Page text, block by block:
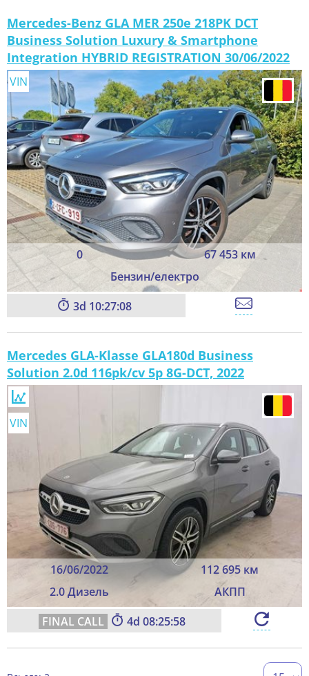
Mercedes-Benz GLA MER 250e 218PK DCT
Business Solution Luxury & Smartphone
Integration HYBRID REGISTRATION 30/06/2022
0
67 453 км
Бензин/електро
VIN
3 10:27:08
Mercedes GLA-Klasse GLA180d Business
Solution 2.0d 116pk/cv 5p 8G-DCT, 2022
16/06/2022
112 695 км
2.0 Дизель
АКПП
VIN
4 08:25:58